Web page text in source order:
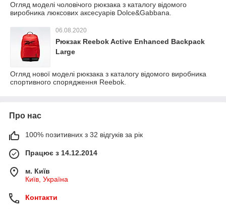
Огляд моделі чоловічого рюкзака з каталогу відомого
виробника люксових аксесуарів Dolce&Gabbana.
06.08.2020
Рюкзак Reebok Active Enhanced Backpack
Large
Огляд нової моделі рюкзака з каталогу відомого виробника
спортивного спорядження Reebok.
Про нас
100% позитивних з 32 відгуків за рік
Працює з 14.12.2014
м. Київ
Київ, Україна
Контакти